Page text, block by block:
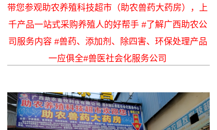
带您参观助农养殖科技超市（助农兽药大药房），上
千产品一站式采购养殖人的好帮手 #了解广西助农公
司服务内容 #兽药、添加剂、除四害、环保处理产品
一应俱全#兽医社会化服务公司